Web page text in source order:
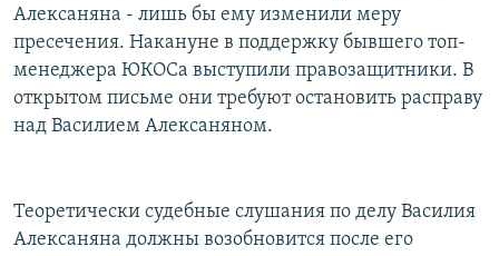
Алексаняна - лишь бы ему изменили меру
пресечения. Накануне в поддержку бывшего топ-
менеджера ЮКОСа выступили правозащитники. В
открытом письме они требуют остановить расправу
над Василием Алексаняном.
Теоретически судебные слушания по делу Василия
Алексаняна должны возобновится после его